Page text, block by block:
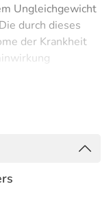
Ungleichgewicht
durch dieses
der Krankheit
im Blut,